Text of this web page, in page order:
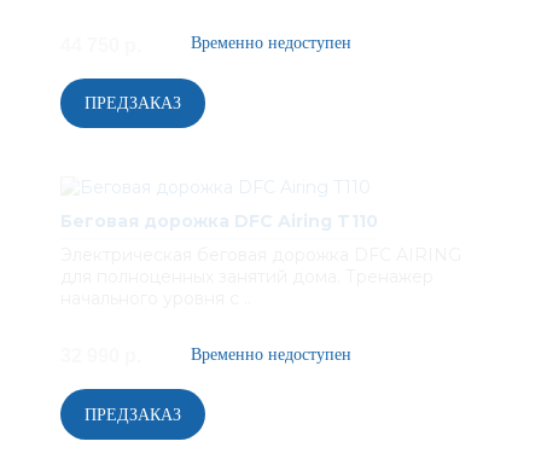
Беговая дорожка DFC Airing T110